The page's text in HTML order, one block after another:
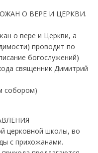
О ВЕРЕ И ЦЕРКВИ.
о вере и Церкви, а
проводит по
богослужений)
священник Димитрий
собором)
церковной школы, во
с прихожанами.